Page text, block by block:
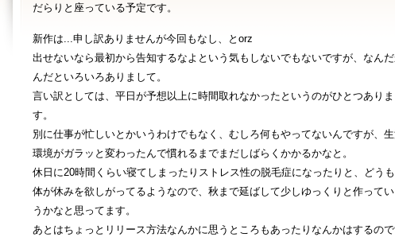
だらりと座っている予定です。
新作は...申し訳ありませんが今回もなし、とorz
出せないなら最初から告知するなよという気もしないでもないですが、なん
んだといろいろありまして。
言い訳としては、平日が予想以上に時間取れなかったというのがひとつありま
す。
別に仕事が忙しいとかいうわけでもなく、むしろ何もやってないんですが、
環境がガラッと変わったんで慣れるまでまだしばらくかかるかなと。
休日に20時間くらい寝てしまったりストレス性の脱毛症になったりと、どう
体が休みを欲しがってるようなので、秋まで延ばして少しゆっくりと作ってい
うかなと思ってます。
あとはちょっとリリース方法なんかに思うところもあったりなんかはするの